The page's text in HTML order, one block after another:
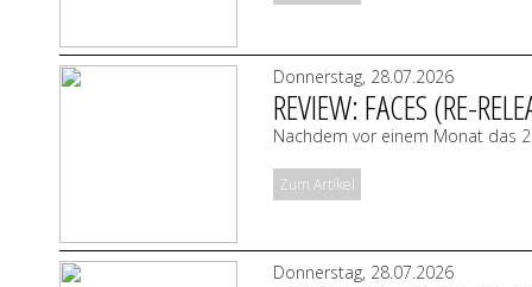
Donnerstag, 28.07.2026
REVIEW: FACES (RE-
Nachdem vor einem Monat das
Zum Artikel
Donnerstag, 28.07.2026